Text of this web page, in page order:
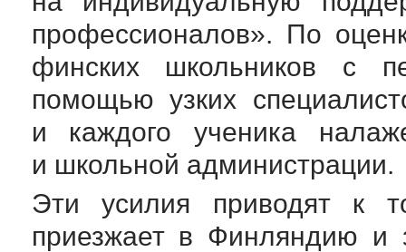
профессионалов». По
финских школьников с
помощью узких
и каждого ученика
и школьной администрации.
Эти усилия приводят к
приезжает в Финляндию и